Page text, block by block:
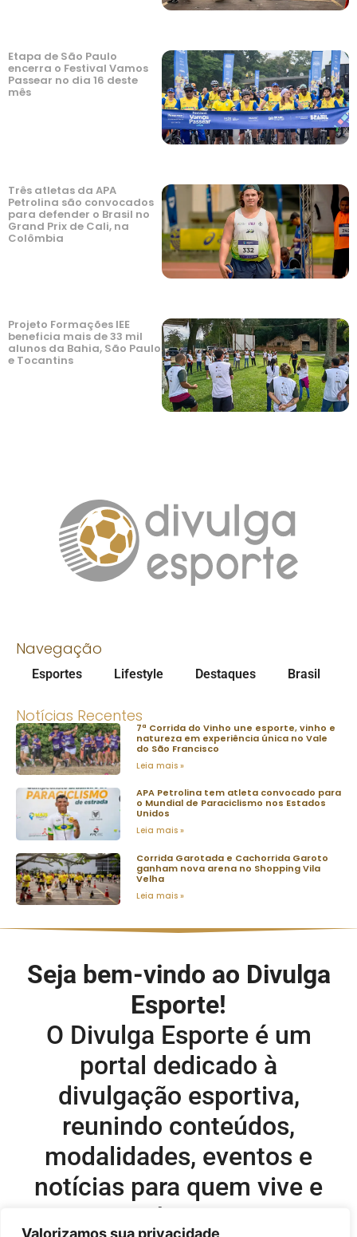
Valorizamos sua privacidade
Etapa de São Paulo
encerra o Festival Vamos
Passear no dia 16 deste
mês
Três atletas da APA
Petrolina são convocados
para defender o Brasil no
Grand Prix de Cali, na
Colômbia
Projeto Formações IEE
beneficia mais de 33 mil
alunos da Bahia, São Paulo
e Tocantins
Navegação
Esportes Lifestyle Destaques Brasil
Notícias Recentes
7ª Corrida do Vinho une esporte, vinho e
natureza em experiência única no Vale
do São Francisco
Leia mais »
APA Petrolina tem atleta convocado para
o Mundial de Paraciclismo nos Estados
Unidos
Leia mais »
Corrida Garotada e Cachorrida Garoto
ganham nova arena no Shopping Vila
Velha
Leia mais »
Seja bem-vindo ao Divulga
Esporte!
O Divulga Esporte é um
portal dedicado à
divulgação esportiva,
reunindo conteúdos,
modalidades, eventos e
notícias para quem vive e
acompanha o esporte.